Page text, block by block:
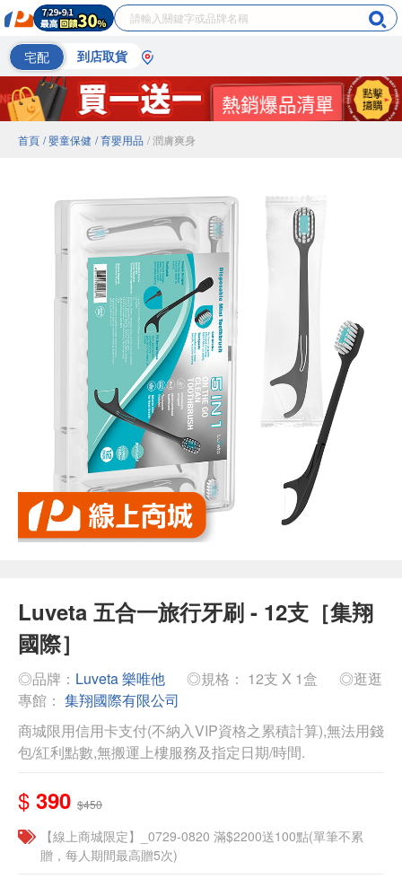
宅配 到店取貨
首頁 / 嬰童保健 / 育嬰用品 / 潤膚爽身
Luveta 五合一旅行牙刷 - 12支［集翔
國際］
◎品牌： Luveta 樂唯他 ◎規格： 12支 X 1盒
◎逛逛
專館： 集翔國際有限公司
商城限用信用卡支付(不納入VIP資格之累積計算),無法用錢
包/紅利點數,無搬運上樓服務及指定日期/時間.
$ 390 $450
【線上商城限定】_0729-0820 滿$2200送100點(單筆不累
贈，每人期間最高贈5次)